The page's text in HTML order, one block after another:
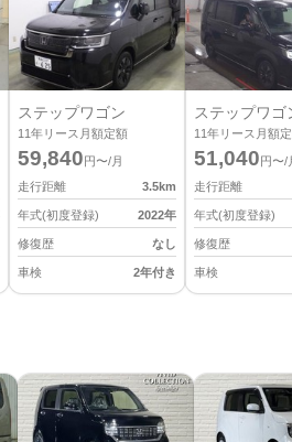
ステップワゴン
11年リース月額定額
59,840 円〜/月
走行距離
3.5km
年式(初度登録) 2022年
修復歴 なし
車検 2年付き
ステップワゴ
11年リース月額
51,040 円〜/
走行距離
年式(初度登録)
修復歴
車検